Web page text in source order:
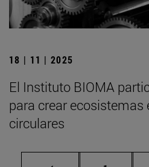
18 | 11 | 2025
El Instituto BIOMA
para crear ecosistemas
circulares